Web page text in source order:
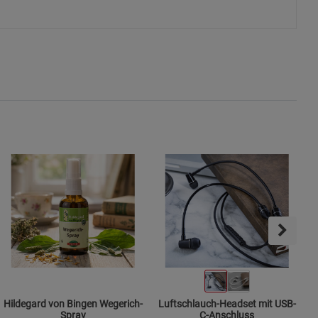
Hildegard von Bingen Wegerich-
Spray
Luftschlauch-Headset mit USB-
C-Anschluss